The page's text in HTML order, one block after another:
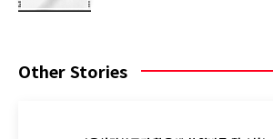
Other Stories